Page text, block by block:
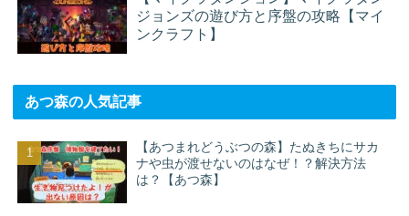
ジョンズの遊び方と序盤の攻略【マイ
ンクラフト】
あつ森の人気記事
【あつまれどうぶつの森】たぬきちにサカ
ナや虫が渡せないのはなぜ！？解決方法
は？【あつ森】